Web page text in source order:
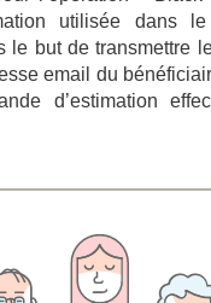
utilisée dans
le but de transmettre
email du
d’estimation